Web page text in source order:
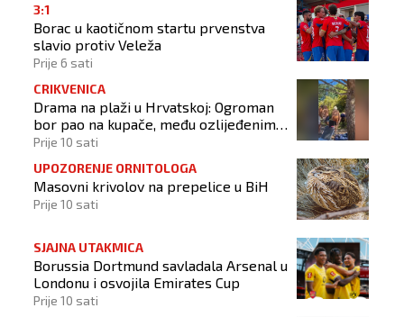
3:1
Borac u kaotičnom startu prvenstva
slavio protiv Veleža
Prije 6 sati
CRIKVENICA
Drama na plaži u Hrvatskoj: Ogroman
bor pao na kupače, među ozlijeđenima
dvoje djece
Prije 10 sati
UPOZORENJE ORNITOLOGA
Masovni krivolov na prepelice u BiH
Prije 10 sati
SJAJNA UTAKMICA
Borussia Dortmund savladala Arsenal u
Londonu i osvojila Emirates Cup
Prije 10 sati